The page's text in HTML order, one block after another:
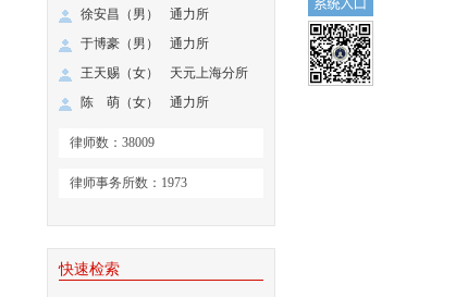
徐安昌（男）
通力所
于博豪（男）
通力所
王天赐（女）
天元上海分所
陈 萌（女）
通力所
律师数：38009
律师事务所数：1973
快速检索